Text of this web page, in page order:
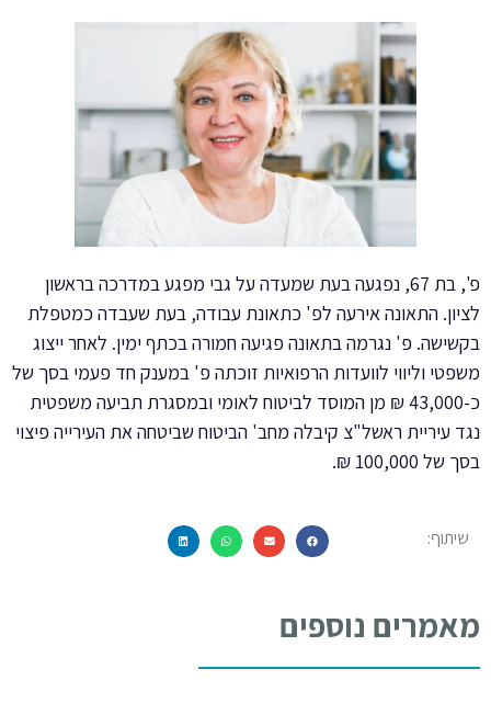
פ', בת 67, נפגעה בעת שמעדה על גבי מפגע במדרכה בראשון
לציון. התאונה אירעה לפ' כתאונת עבודה, בעת שעבדה כמטפלת
בקשישה. פ' נגרמה בתאונה פגיעה חמורה בכתף ימין. לאחר ייצוג
משפטי וליווי לוועדות הרפואיות זוכתה פ' במענק חד פעמי בסך של
כ-43,000 ₪ מן המוסד לביטוח לאומי ובמסגרת תביעה משפטית
נגד עיריית ראשל"צ קיבלה מחב' הביטוח שביטחה את העירייה פיצוי
בסך של 100,000 ₪.
שיתוף:
מאמרים נוספים